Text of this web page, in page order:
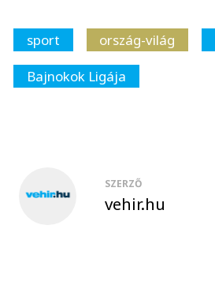
sport ország-világ
Bajnokok Ligája
SZERZŐ
vehir.hu